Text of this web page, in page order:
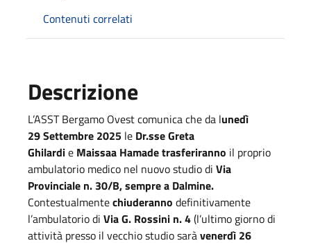
Contenuti correlati
Descrizione
L’ASST Bergamo Ovest comunica che da lunedì
29Settembre 2025 le Dr.sse Greta
Ghilardie Maissaa Hamadetrasferiranno il proprio
ambulatorio medico nel nuovo studio di Via
Provinciale n. 30/B, sempre a Dalmine.
Contestualmentechiuderanno definitivamente
l’ambulatorio di Via G. Rossini n. 4(l’ultimo giorno di
attività presso il vecchio studio saràvenerdì 26